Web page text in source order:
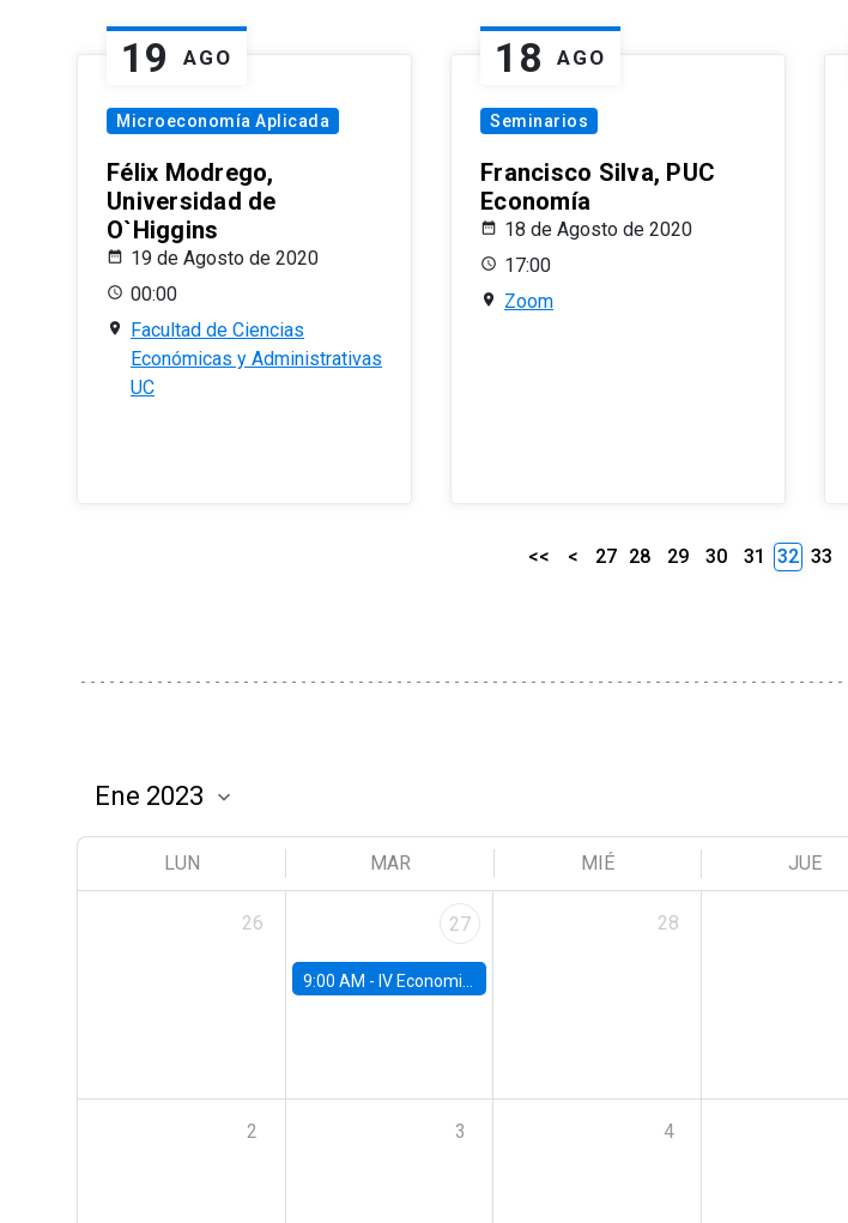
19 AGO
Microeconomía Aplicada
Félix Modrego,
Universidad de
O`Higgins
19 de Agosto de 2020
00:00
Facultad de Ciencias
Económicas y Administrativas
UC
18 AGO
Seminarios
Francisco Silva, PUC
Economía
18 de Agosto de 2020
17:00
Zoom
<< < 27 28 29 30 31 32 33
LUN MAR MIÉ JUE
26 27
9:00 AM - IV Economics Alumni Workshop
28
2 3 4